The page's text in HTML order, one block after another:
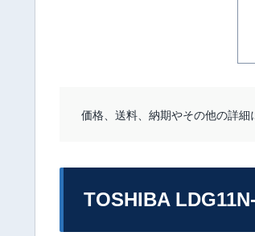
価格、送料、納期やその他の詳細
TOSHIBA